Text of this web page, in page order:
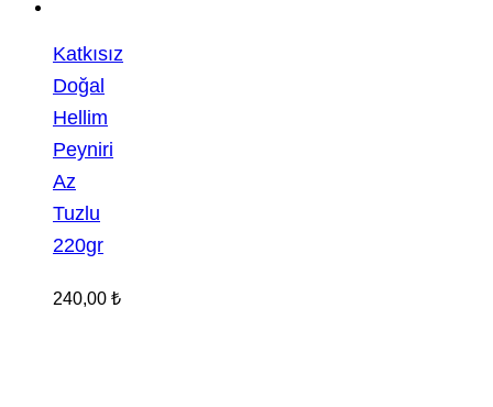
Katkısız
Doğal
Hellim
Peyniri
Az
Tuzlu
220gr
240,00 ₺